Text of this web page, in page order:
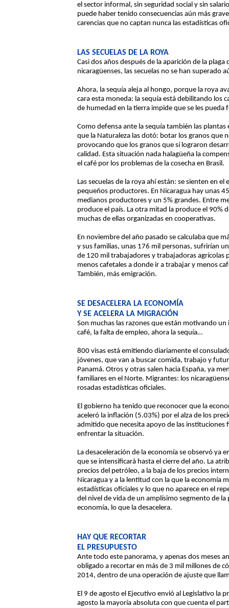
el sector informal, sin seguridad social y sin
puede haber tenido consecuencias aún más
carencias que no captan nunca las estadísticas
LAS SECUELAS DE LA ROYA
Casi dos años después de la aparición de la
nicaragüenses, las secuelas no se han superado
Ahora, la sequía aleja al hongo, porque la roya
cara esta moneda: la sequía está debilitando los
de humedad en la tierra impide que se les
Como defensa ante la sequía también las
que la Naturaleza las dotó: botar los granos que
provocando que los granos que sí lograron
calidad. Esta situación nada halagüeña la
el café por los problemas de la cosecha en Brasil.
Las secuelas de la roya ahí están: se sienten en
pequeños productores. En Nicaragua hay unas
medianos productores y un 5% grandes. Entre
produce el país. La otra mitad la produce el 90%
muchas de ellas organizadas en cooperativas.
En noviembre del año pasado se calculaba que
y sus familias, unas 176 mil personas, sufrirían
de 120 mil trabajadores y trabajadoras
menos cafetales a donde ir a trabajar y menos
También, más emigración.
SE DESACELERA LA ECONOMÍA
Y SE ACELERA LA MIGRACIÓN
Son muchas las razones que están motivando
café, la falta de empleo, ahora la sequía…
800 visas está emitiendo diariamente el
jóvenes, que van a buscar comida, trabajo y
Panamá. Otros y otras salen hacia España, ya
familiares en el Norte. Migrantes: los
rosadas estadísticas oficiales.
El gobierno ha tenido que reconocer que la
aceleró la inflación (5.03%) por el alza de los
admitido que necesita apoyo de las
enfrentar la situación.
La desaceleración de la economía se observó ya
que se intensificará hasta el cierre del año. La
precios del petróleo, a la baja de los precios
Nicaragua y a la lentitud con la que la economía
estadísticas oficiales y lo que no aparece en el
del nivel de vida de un amplísimo segmento de
economía, lo que la desacelera.
HAY QUE RECORTAR
EL PRESUPUESTO
Ante todo este panorama, y apenas dos meses
obligado a recortar en más de 3 mil millones de
2014, dentro de una operación de ajuste que
El 9 de agosto el Ejecutivo envió al Legislativo la
agosto la mayoría absoluta con que cuenta el